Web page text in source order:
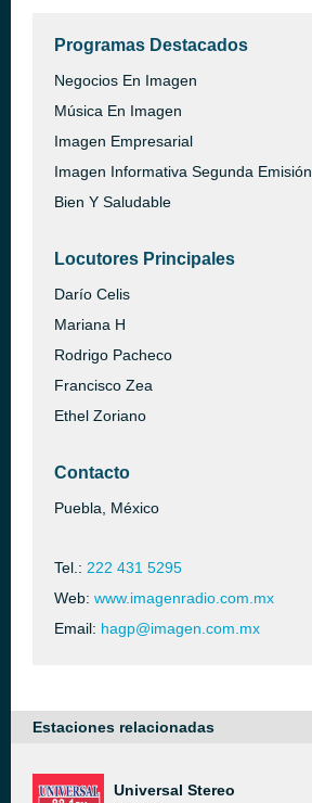
Programas Destacados
Negocios En Imagen
Música En Imagen
Imagen Empresarial
Imagen Informativa Segunda Emisión
Bien Y Saludable
Locutores Principales
Darío Celis
Mariana H
Rodrigo Pacheco
Francisco Zea
Ethel Zoriano
Contacto
Puebla, México
Tel.: 222 431 5295
Web: www.imagenradio.com.mx
Email: hagp@imagen.com.mx
Estaciones relacionadas
Universal Stereo